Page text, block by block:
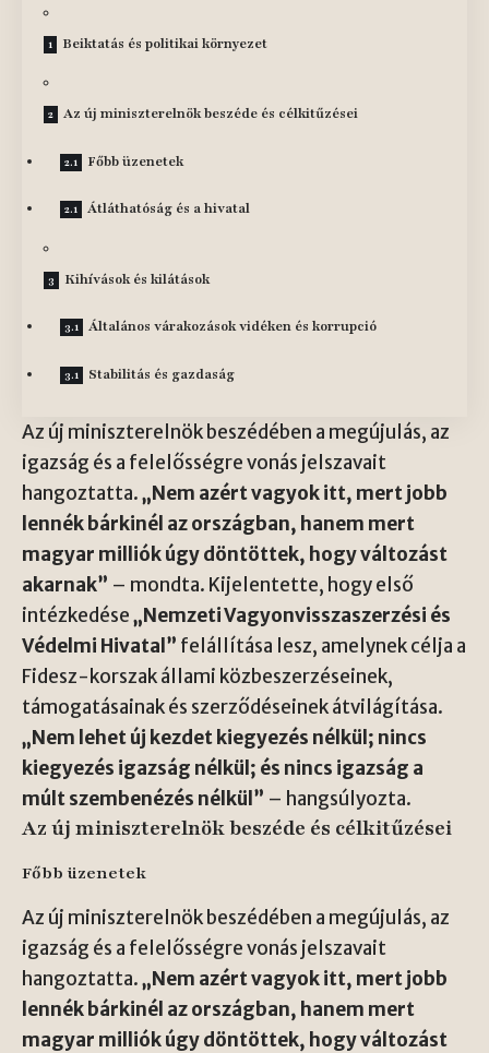
Beiktatás és politikai környezet
Az új miniszterelnök beszéde és célkitűzései
Főbb üzenetek
Átláthatóság és a hivatal
Kihívások és kilátások
Általános várakozások vidéken és korrupció
Stabilitás és gazdaság
Az új miniszterelnök beszédében a megújulás, az
igazság és a felelősségre vonás jelszavait
hangoztatta.„Nem azért vagyok itt, mert jobb
lennék bárkinél az országban, hanem mert
magyar milliók úgy döntöttek, hogy változást
akarnak” – mondta. Kijelentette, hogy első
intézkedése„Nemzeti Vagyonvisszaszerzési és
Védelmi Hivatal” felállítása lesz, amelynek célja a
Fidesz-korszak állami közbeszerzéseinek,
támogatásainak és szerződéseinek átvilágítása.
„Nem lehet új kezdet kiegyezés nélkül; nincs
kiegyezés igazság nélkül; és nincs igazság a
múlt szembenézés nélkül” – hangsúlyozta.
Az új miniszterelnök beszéde és célkitűzései
Főbb üzenetek
Az új miniszterelnök beszédében a megújulás, az
igazság és a felelősségre vonás jelszavait
hangoztatta.„Nem azért vagyok itt, mert jobb
lennék bárkinél az országban, hanem mert
magyar milliók úgy döntöttek, hogy változást